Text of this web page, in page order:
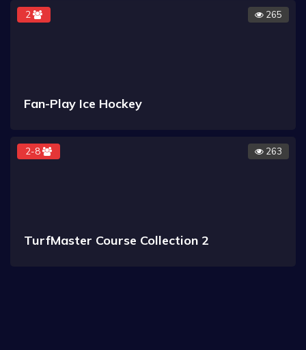
2 265
Fan-Play Ice Hockey
2-8 263
TurfMaster Course Collection 2